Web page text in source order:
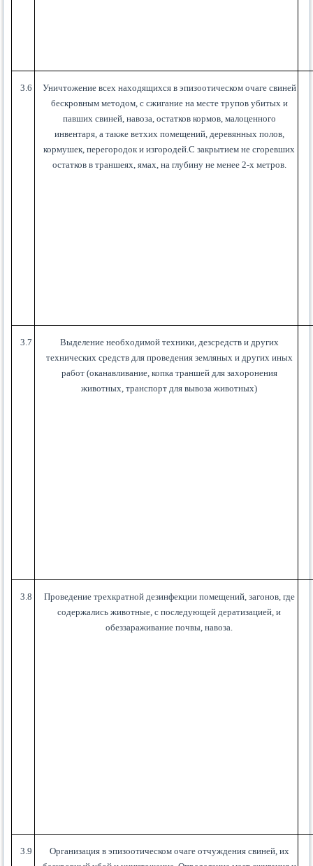
3.6
Уничтожение всех находящихся в эпизоотическом очаге свиней
бескровным методом, с сжигание на месте трупов убитых и
павших свиней, навоза, остатков кормов, малоценного
инвентаря, а также ветхих помещений, деревянных полов,
кормушек, перегородок и изгородей.С закрытием не сгоревших
остатков в траншеях, ямах, на глубину не менее 2-х метров.
3.7
Выделение необходимой техники, дезсредств и других
технических средств для проведения земляных и других иных
работ (оканавливание, копка траншей для захоронения
животных, транспорт для вывоза животных)
3.8
Проведение трехкратной дезинфекции помещений, загонов, где
содержались животные, с последующей дератизацией, и
обеззараживание почвы, навоза.
3.9
Организация в эпизоотическом очаге отчуждения свиней, их